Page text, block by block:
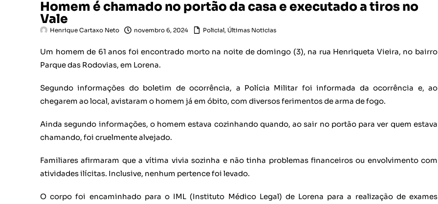
Homem é chamado no portão da casa e executado a tiros no
Vale
Henrique Cartaxo Neto novembro 6, 2024 Policial, Últimas Noticias
Um homem de 61 anos foi encontrado morto na noite de domingo (3), na rua Henriqueta Vieira, no bairro
Parque das Rodovias, em Lorena.
Segundo informações do boletim de ocorrência, a Polícia Militar foi informada da ocorrência e, ao
chegarem ao local, avistaram o homem já em óbito, com diversos ferimentos de arma de fogo.
Ainda segundo informações, o homem estava cozinhando quando, ao sair no portão para ver quem estava
chamando, foi cruelmente alvejado.
Familiares afirmaram que a vítima vivia sozinha e não tinha problemas financeiros ou envolvimento com
atividades ilícitas. Inclusive, nenhum pertence foi levado.
O corpo foi encaminhado para o IML (Instituto Médico Legal) de Lorena para a realização de exames